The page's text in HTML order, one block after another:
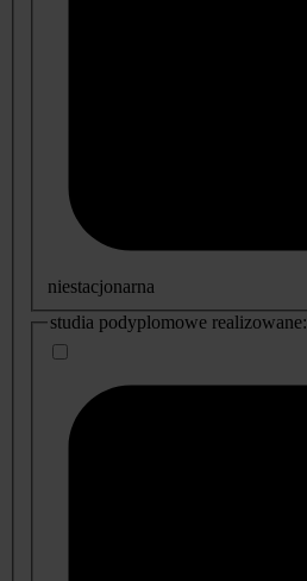
niestacjonarna
studia podyplomowe realizowane: